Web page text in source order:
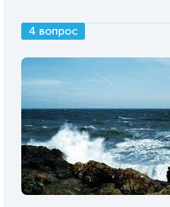
4 вопрос